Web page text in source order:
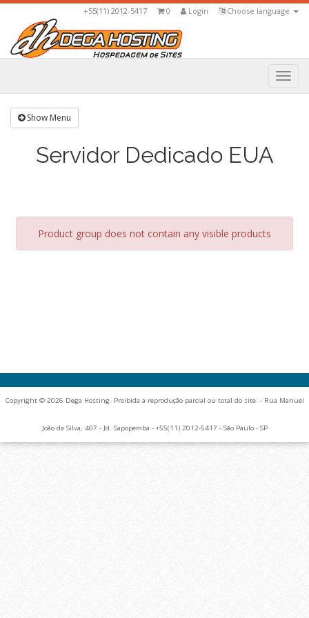
Choose language
Login
0
+55(11) 2012-5417
Show Menu
Servidor Dedicado EUA
Product group does not contain any visible products
Copyright © 2026 Dega Hosting. Proibida a reprodução parcial ou total do site. - Rua Manuel
João da Silva, 407 - Jd. Sapopemba - +55(11) 2012-5417 - São Paulo - SP